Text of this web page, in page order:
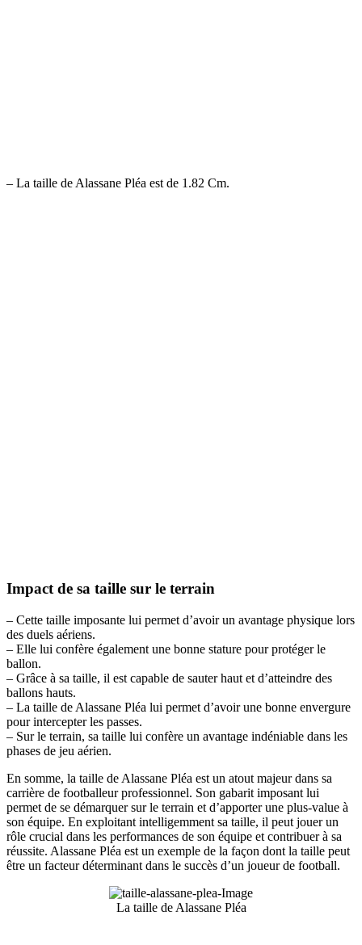
– La taille de Alassane Pléa est de 1.82 Cm.
Impact de sa taille sur le terrain
– Cette taille imposante lui permet d’avoir un avantage physique lors
des duels aériens.
– Elle lui confère également une bonne stature pour protéger le
ballon.
– Grâce à sa taille, il est capable de sauter haut et d’atteindre des
ballons hauts.
– La taille de Alassane Pléa lui permet d’avoir une bonne envergure
pour intercepter les passes.
– Sur le terrain, sa taille lui confère un avantage indéniable dans les
phases de jeu aérien.
En somme, la taille de Alassane Pléa est un atout majeur dans sa
carrière de footballeur professionnel. Son gabarit imposant lui
permet de se démarquer sur le terrain et d’apporter une plus-value à
son équipe. En exploitant intelligemment sa taille, il peut jouer un
rôle crucial dans les performances de son équipe et contribuer à sa
réussite. Alassane Pléa est un exemple de la façon dont la taille peut
être un facteur déterminant dans le succès d’un joueur de football.
La taille de Alassane Pléa